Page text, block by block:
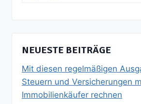
NEUESTE BEITRÄGE
Mit diesen regelmäßigen
Steuern und Versicherungen
Immobilienkäufer rechnen